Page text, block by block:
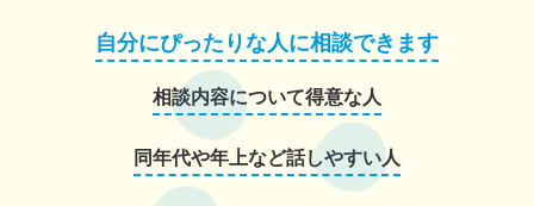
自分にぴったりな人に相談できます
相談内容について得意な人
同年代や年上など話しやすい人